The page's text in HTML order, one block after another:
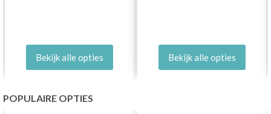
Bekijk alle opties Bekijk alle opties
POPULAIRE OPTIES